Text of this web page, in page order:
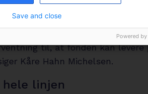
afgrænse, hvilke typer af
på. Både af hensyn til at
risikoen og i forhold til at
til, at fonden kan levere
Kåre Hahn Michelsen.
linjen
Save and close
Powered by